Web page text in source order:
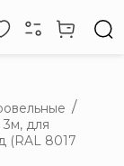
для
(RAL 8017